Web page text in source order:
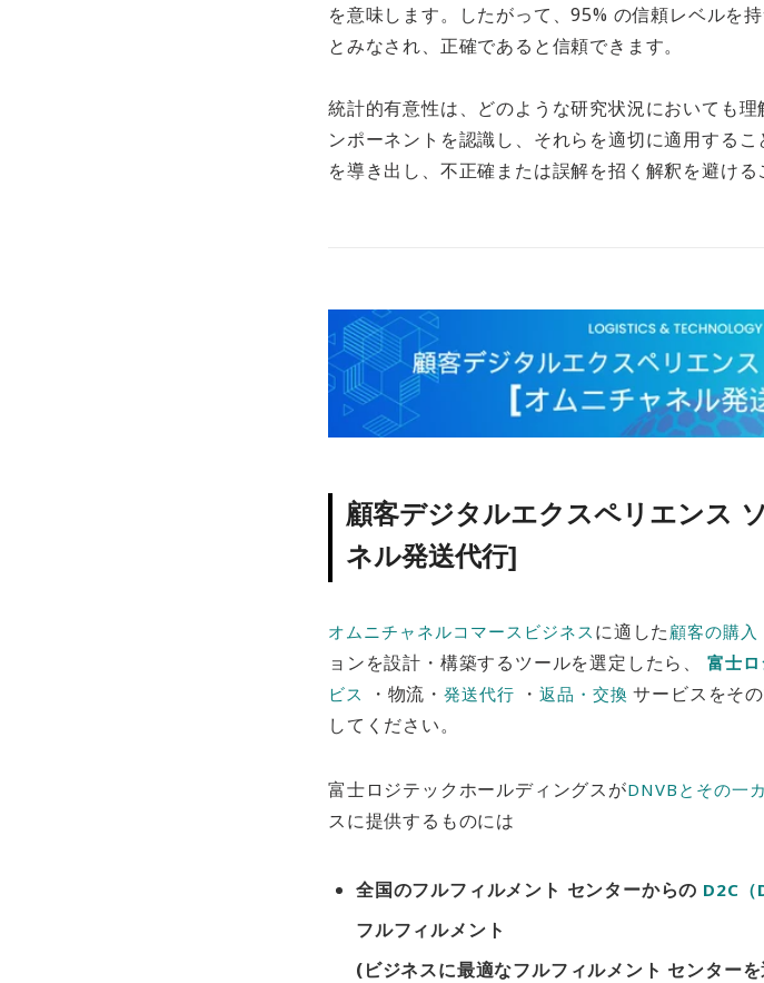
を意味します。したがって、95% の信頼レベルを
とみなされ、正確であると信頼できます。
統計的有意性は、どのような研究状況においても
ンポーネントを認識し、それらを適切に適用する
を導き出し、不正確または誤解を招く解釈を避ける
顧客デジタルエクスペリエンス
ネル発送代行]
オムニチャネルコマースビジネス に適した 顧客の購
ョンを設計・構築するツールを選定したら、 富士
ビス
・物流・ 発送代行 ・ 返品・交換 サービスをそ
してください。
富士ロジテックホールディングスがDNVBとその一
スに提供するものには
全国のフルフィルメント センターからの D2C（
フルフィルメント
(ビジネスに最適なフルフィルメント センター